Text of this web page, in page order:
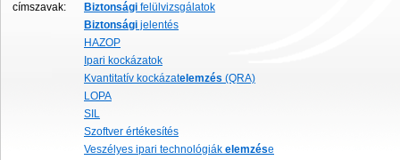
címszavak:
Biztonsági felülvizsgálatok
Biztonsági jelentés
HAZOP
Ipari kockázatok
Kvantitatív kockázatelemzés (QRA)
LOPA
SIL
Szoftver értékesítés
Veszélyes ipari technológiák elemzése